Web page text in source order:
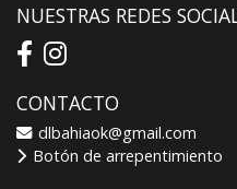
NUESTRAS REDES
CONTACTO
dlbahiaok@gmail.com
Botón de arrepentimiento